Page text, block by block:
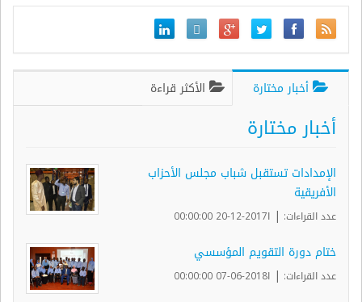
أخبار مختارة الأكثر قراءة
أخبار مختارة
الإمدادات تستقبل شباب مجلس الأحزاب
الأفريقية
عدد القراءات: | ا2017-12-20 00:00:00
ختام دورة التقويم المؤسسي
عدد القراءات: | ا2018-06-07 00:00:00